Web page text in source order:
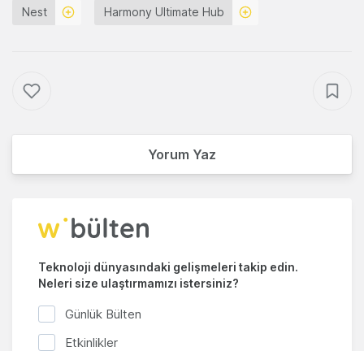
Nest Harmony Ultimate Hub
Yorum Yaz
Teknoloji dünyasındaki gelişmeleri takip edin.
Neleri size ulaştırmamızı istersiniz?
Günlük Bülten
Etkinlikler